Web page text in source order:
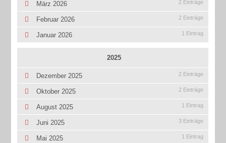
März 2026 2 Einträge
Februar 2026 2 Einträge
Januar 2026 1 Eintrag
2025
Dezember 2025 2 Einträge
Oktober 2025 2 Einträge
August 2025 1 Eintrag
Juni 2025 3 Einträge
Mai 2025 1 Eintrag